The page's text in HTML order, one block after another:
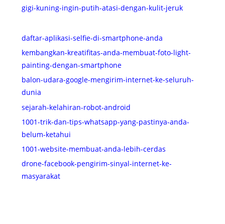
gigi-kuning-ingin-putih-atasi-dengan-kulit-jeruk
daftar-aplikasi-selfie-di-smartphone-anda
kembangkan-kreatifitas-anda-membuat-foto-light-
painting-dengan-smartphone
balon-udara-google-mengirim-internet-ke-seluruh-
dunia
sejarah-kelahiran-robot-android
1001-trik-dan-tips-whatsapp-yang-pastinya-anda-
belum-ketahui
1001-website-membuat-anda-lebih-cerdas
drone-facebook-pengirim-sinyal-internet-ke-
masyarakat